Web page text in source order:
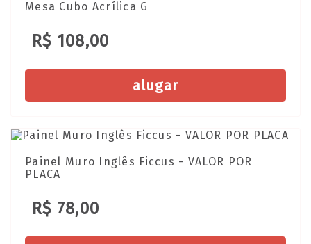
Mesa Cubo Acrílica G
R$ 108,00
alugar
Painel Muro Inglês Ficcus - VALOR POR
PLACA
R$ 78,00